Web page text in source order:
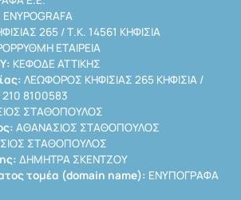
ENYPOGRAFA
265 / Τ.Κ. 14561 ΚΗΦΙΣΙΑ
ΕΤΑΙΡΕΙΑ
ΚΕΦΟΔΕ ΑΤΤΙΚΗΣ
ΛΕΩΦΟΡΟΣ ΚΗΦΙΣΙΑΣ 265 ΚΗΦΙΣΙΑ /
210 8100583
ΣΤΑΘΟΠΟΥΛΟΣ
ΑΘΑΝΑΣΙΟΣ ΣΤΑΘΟΠΟΥΛΟΣ
ΣΤΑΘΟΠΟΥΛΟΣ
ΔΗΜΗΤΡΑ ΣΚΕΝΤΖΟΥ
τομέα (domain name): ΕΝΥΠΟΓΡΑΦΑ